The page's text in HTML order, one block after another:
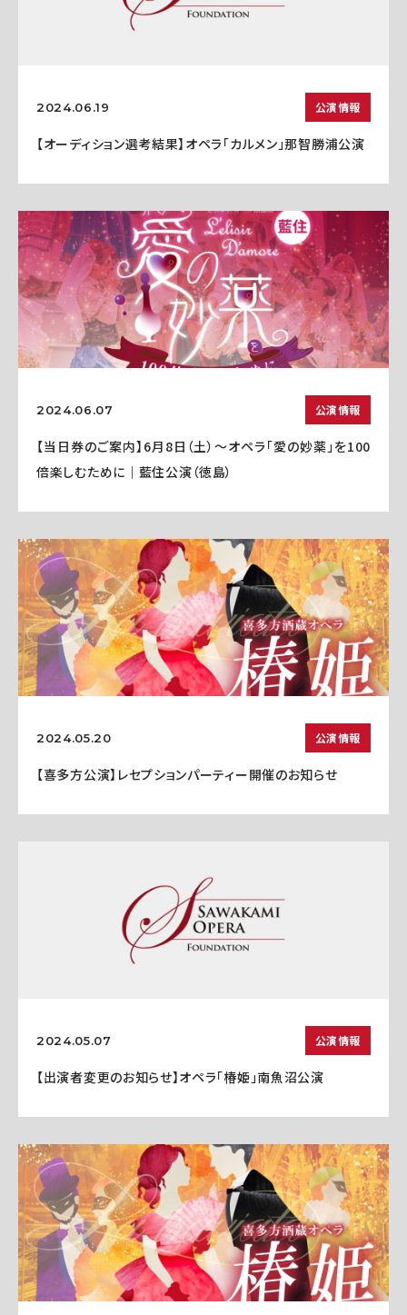
2024.06.19 公演情報
【オーディション選考結果】オペラ「カルメン」那智勝浦公演
2024.06.07 公演情報
【当日券のご案内】6月8日（土）～オペラ「愛の妙薬」を100
倍楽しむために｜藍住公演（徳島）
2024.05.20 公演情報
【喜多方公演】レセプションパーティー開催のお知らせ
2024.05.07 公演情報
【出演者変更のお知らせ】オペラ「椿姫」南魚沼公演